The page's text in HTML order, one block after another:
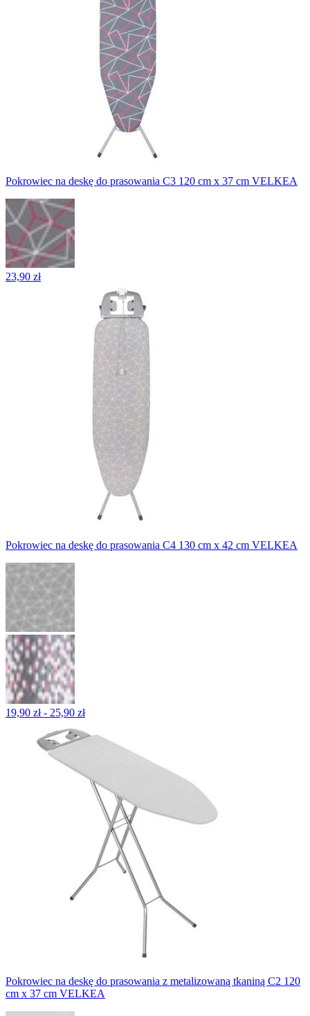
Pokrowiec na deskę do prasowania C3 120 cm x 37 cm VELKEA
23,90 zł
Pokrowiec na deskę do prasowania C4 130 cm x 42 cm VELKEA
19,90 zł - 25,90 zł
Pokrowiec na deskę do prasowania z metalizowaną tkaniną C2 120
cm x 37 cm VELKEA